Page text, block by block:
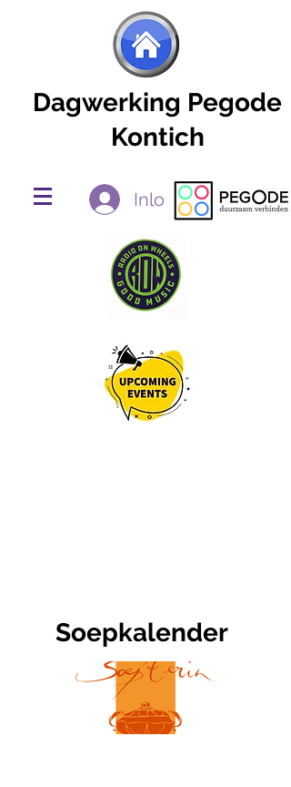
Dagwerking Pegode
Kontich
Inloggen
Soepkalender